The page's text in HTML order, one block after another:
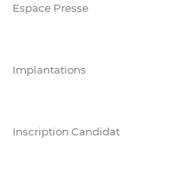
Espace Presse
Implantations
Inscription Candidat